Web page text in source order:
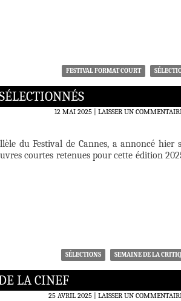
FESTIVAL FORMAT COURT
12 MAI 2025 LAISSER UN
du Festival de Cannes, a annoncé hier
courtes retenues pour cette édition
SÉLECTIONS SEMAINE DE LA
LA CINEF
25 AVRIL 2025 LAISSER UN